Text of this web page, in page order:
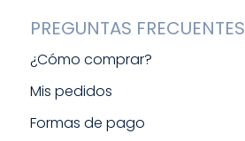
PREGUNTAS FRECUENTES
¿Cómo comprar?
Mis pedidos
Formas de pago